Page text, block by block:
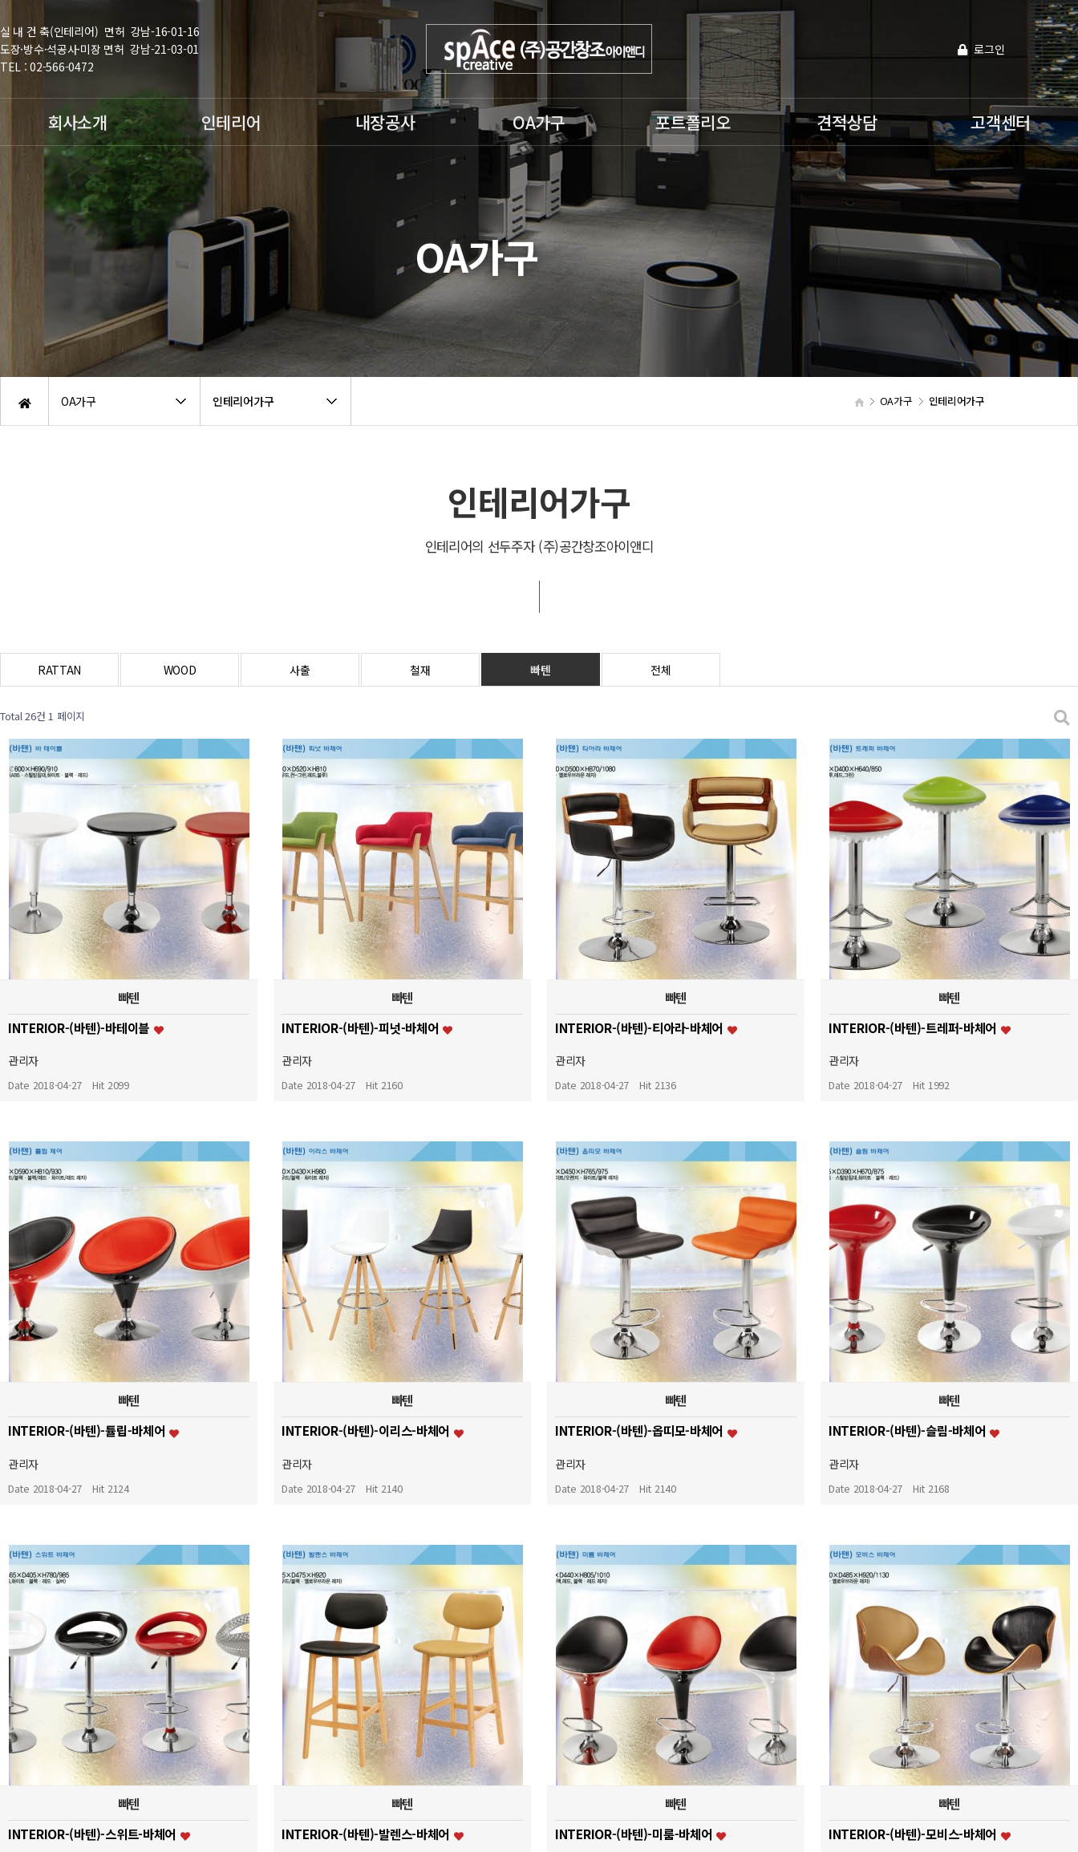
실 내 건 축(인테리어) 면허 강남-16-01-16
도장·방수·석공사·미장 면허 강남-21-03-01
TEL : 02-566-0472
로그인
회사소개
회사연혁
보유면허 및 조직도
인테리어
사무실인테리어
사무실칸막이
실험실인테리어
주거(아파트)인테리
어리모델링
철거,원상복구
준공청소
내장공사
전기,소방공사
OA가구
OA가구
OA의자
인테리어가구
파티션
포트폴리오
인테리어3D
사무실인테리어
사무실칸막이3D
주거(아파트) 인테리
내장(수장)공사,3D
견적상담
견적의뢰
프로젝트 진행상황
고객센터
공지사항
협력업체등록
자유게시판
공사실적
OA가구 인테리어가구 OA가구 인테리어가구
OA가구
인테리어가구
인테리어의 선두주자 (주)공간창조아이앤디
RATTAN WOOD 사출 철재 빠텐 전체
Total 26건 1 페이지
빠텐
INTERIOR-(바텐)-바테이블
관리자
Date 2018-04-27 Hit 2099
빠텐
INTERIOR-(바텐)-피넛-바체어
관리자
Date 2018-04-27 Hit 2160
빠텐
INTERIOR-(바텐)-티아라-바체어
관리자
Date 2018-04-27 Hit 2136
빠텐
INTERIOR-(바텐)-트레퍼-바체어
관리자
Date 2018-04-27 Hit 1992
빠텐
INTERIOR-(바텐)-튤립-바체어
관리자
Date 2018-04-27 Hit 2124
빠텐
INTERIOR-(바텐)-이리스-바체어
관리자
Date 2018-04-27 Hit 2140
빠텐
INTERIOR-(바텐)-옵띠모-바체어
관리자
Date 2018-04-27 Hit 2140
빠텐
INTERIOR-(바텐)-슬림-바체어
관리자
Date 2018-04-27 Hit 2168
빠텐
INTERIOR-(바텐)-스위트-바체어
빠텐
INTERIOR-(바텐)-발렌스-바체어
빠텐
INTERIOR-(바텐)-미룸-바체어
빠텐
INTERIOR-(바텐)-모비스-바체어